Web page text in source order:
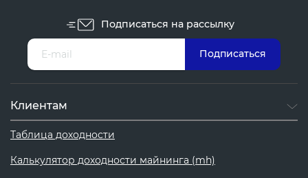
Подписаться на рассылку
Клиентам
Таблица доходности
Калькулятор доходности майнинга (mh)